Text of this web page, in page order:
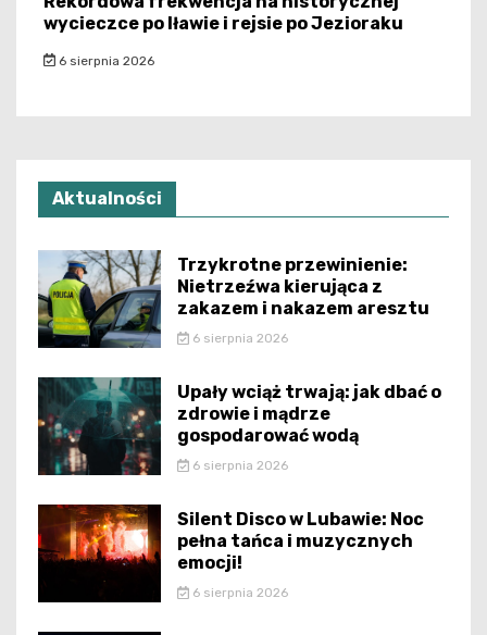
wycieczce po Iławie i rejsie po Jezioraku
6 sierpnia 2026
Aktualności
Trzykrotne przewinienie:
Nietrzeźwa kierująca z
zakazem i nakazem aresztu
6 sierpnia 2026
Upały wciąż trwają: jak dbać o
zdrowie i mądrze
gospodarować wodą
6 sierpnia 2026
Silent Disco w Lubawie: Noc
pełna tańca i muzycznych
emocji!
6 sierpnia 2026